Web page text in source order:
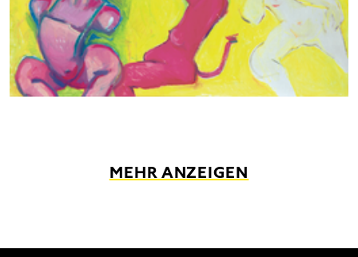
MEHR ANZEIGEN